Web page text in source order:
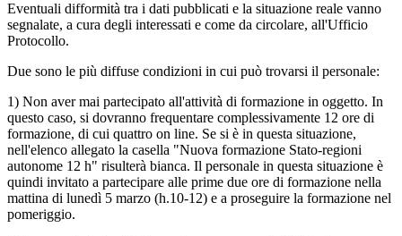
Eventuali difformità tra i dati pubblicati e la situazione reale vanno
segnalate, a cura degli interessati e come da circolare, all'Ufficio
Protocollo.
Due sono le più diffuse condizioni in cui può trovarsi il personale:
1) Non aver mai partecipato all'attività di formazione in oggetto. In
questo caso, si dovranno frequentare complessivamente 12 ore di
formazione, di cui quattro on line. Se si è in questa situazione,
nell'elenco allegato la casella "Nuova formazione Stato-regioni
autonome 12 h" risulterà bianca. Il personale in questa situazione è
quindi invitato a partecipare alle prime due ore di formazione nella
mattina di lunedì 5 marzo (h.10-12) e a proseguire la formazione nel
pomeriggio.